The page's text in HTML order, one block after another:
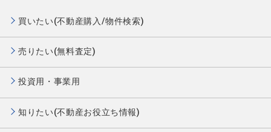
買いたい(不動産購入/物件検索)
売りたい(無料査定)
投資用・事業用
知りたい(不動産お役立ち情報)